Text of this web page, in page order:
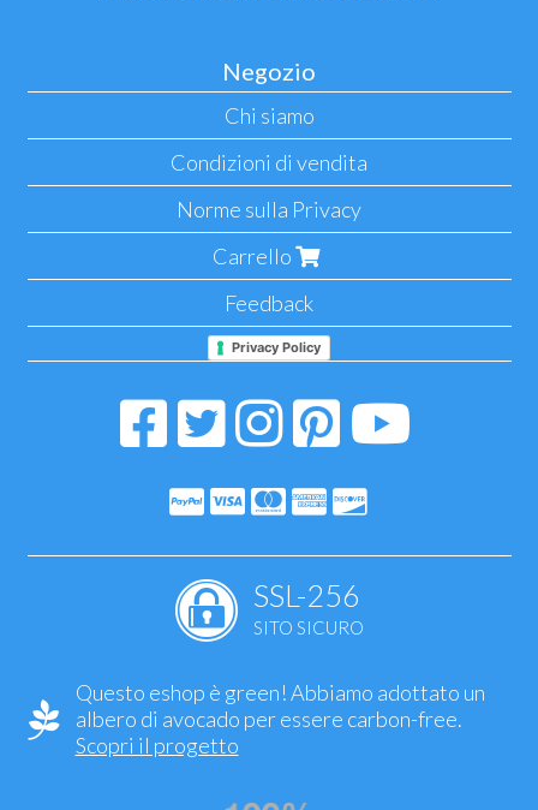
Negozio
Chi siamo
Condizioni di vendita
Norme sulla Privacy
Carrello
Feedback
Privacy Policy
SSL-256
SITO SICURO
Questo eshop è green! Abbiamo adottato un
albero di avocado per essere carbon-free.
Scopri il progetto